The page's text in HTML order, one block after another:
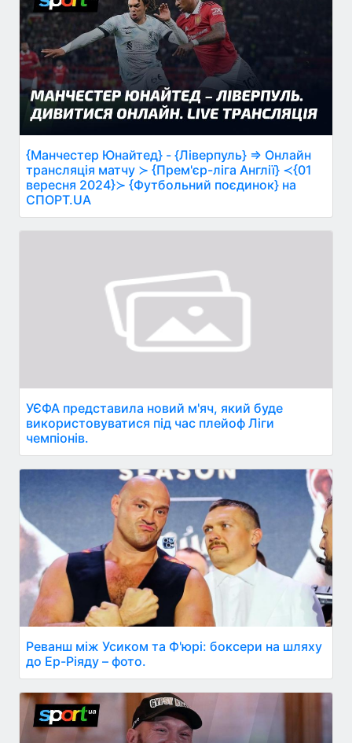
{Манчестер Юнайтед} - {Ліверпуль} ⇒ Онлайн
трансляція матчу ≻ {Прем'єр-ліга Англії} ≺{01
вересня 2024}≻ {Футбольний поєдинок} на
СПОРТ.UA
УЄФА представила новий м'яч, який буде
використовуватися під час плейоф Ліги
чемпіонів.
Реванш між Усиком та Ф'юрі: боксери на шляху
до Ер-Ріяду – фото.